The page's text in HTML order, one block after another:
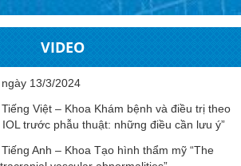
VIDEO
13/3/2024
Việt – Khoa Khám bệnh và điều trị theo
trước phẫu thuật: những điều cần lưu ý”
Anh – Khoa Tạo hình thẩm mỹ “The